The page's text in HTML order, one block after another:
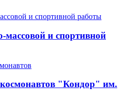
и спортивной
"Кондор" им.